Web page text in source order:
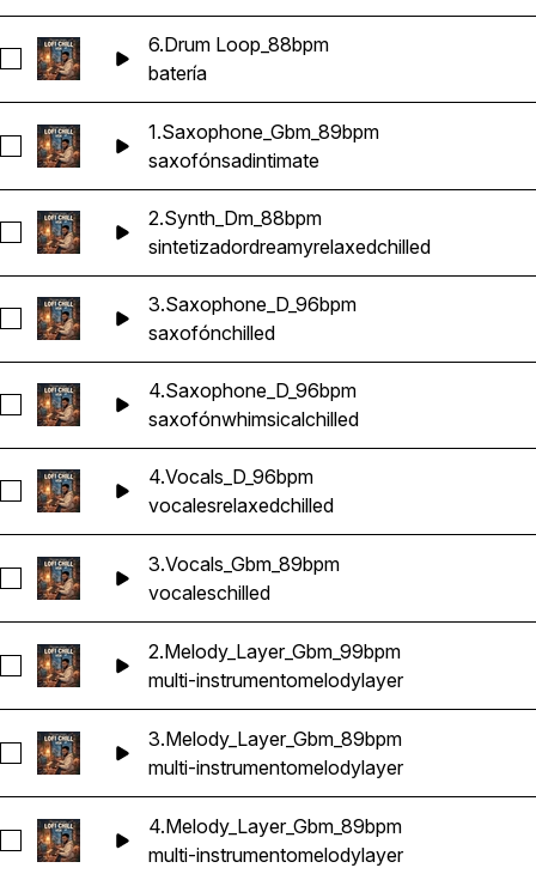
Seleccionar 6.Drum Loop_88bpm
6.Drum Loop_88bpm
batería
Seleccionar 1.Saxophone_Gbm_89bpm
1.Saxophone_Gbm_89bpm
saxofónsadintimate
Seleccionar 2.Synth_Dm_88bpm
2.Synth_Dm_88bpm
sintetizadordreamyrelaxedchilled
Seleccionar 3.Saxophone_D_96bpm
3.Saxophone_D_96bpm
saxofónchilled
Seleccionar 4.Saxophone_D_96bpm
4.Saxophone_D_96bpm
saxofónwhimsicalchilled
Seleccionar 4.Vocals_D_96bpm
4.Vocals_D_96bpm
vocalesrelaxedchilled
Seleccionar 3.Vocals_Gbm_89bpm
3.Vocals_Gbm_89bpm
vocaleschilled
Seleccionar 2.Melody_Layer_Gbm_99bpm
2.Melody_Layer_Gbm_99bpm
multi-instrumentomelodylayer
Seleccionar 3.Melody_Layer_Gbm_89bpm
3.Melody_Layer_Gbm_89bpm
multi-instrumentomelodylayer
Seleccionar 4.Melody_Layer_Gbm_89bpm
4.Melody_Layer_Gbm_89bpm
multi-instrumentomelodylayer